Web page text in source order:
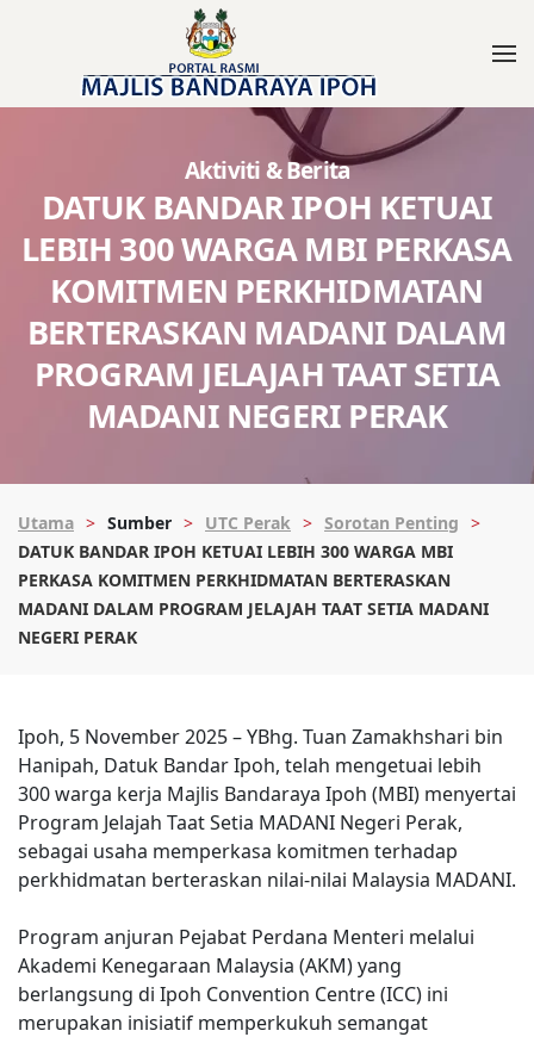
Aktiviti & Berita
DATUK BANDAR IPOH KETUAI
LEBIH 300 WARGA MBI PERKASA
KOMITMEN PERKHIDMATAN
BERTERASKAN MADANI DALAM
PROGRAM JELAJAH TAAT SETIA
MADANI NEGERI PERAK
Utama Sumber UTC Perak
Sorotan Penting
DATUK BANDAR IPOH KETUAI LEBIH 300 WARGA MBI
PERKASA KOMITMEN PERKHIDMATAN BERTERASKAN
MADANI DALAM PROGRAM JELAJAH TAAT SETIA MADANI
NEGERI PERAK
Ipoh, 5 November 2025 – YBhg. Tuan Zamakhshari bin
Hanipah, Datuk Bandar Ipoh, telah mengetuai lebih
300 warga kerja Majlis Bandaraya Ipoh (MBI) menyertai
Program Jelajah Taat Setia MADANI Negeri Perak,
sebagai usaha memperkasa komitmen terhadap
perkhidmatan berteraskan nilai-nilai Malaysia MADANI.
Program anjuran Pejabat Perdana Menteri melalui
Akademi Kenegaraan Malaysia (AKM) yang
berlangsung di Ipoh Convention Centre (ICC) ini
merupakan inisiatif memperkukuh semangat